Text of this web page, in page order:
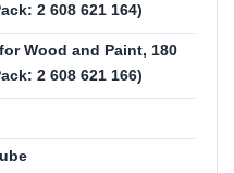
2 608 621 164)
Wood and Paint, 180
2 608 621 166)